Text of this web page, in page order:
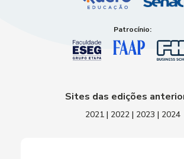
Patrocínio:
Sites das edições
2021| 2022| 2023 | 2024